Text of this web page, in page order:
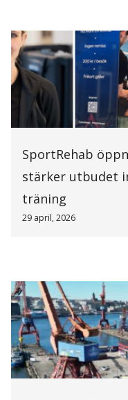
SportRehab
stärker utbudet
träning
29 april, 2026